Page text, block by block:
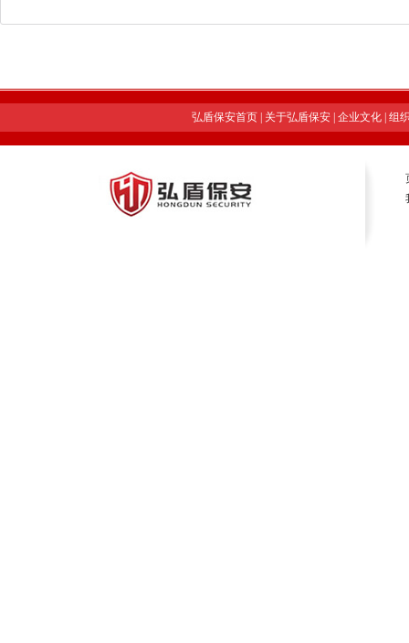
弘盾保安首页| 关于弘盾保安| 企业文化| 组